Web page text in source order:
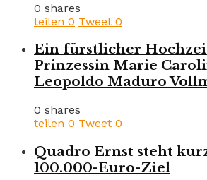
0 shares
teilen 0 Tweet 0
Ein fürstlicher
Prinzessin Marie
Leopoldo Maduro
0 shares
teilen 0 Tweet 0
Quadro Ernst steht
100.000-Euro-Ziel